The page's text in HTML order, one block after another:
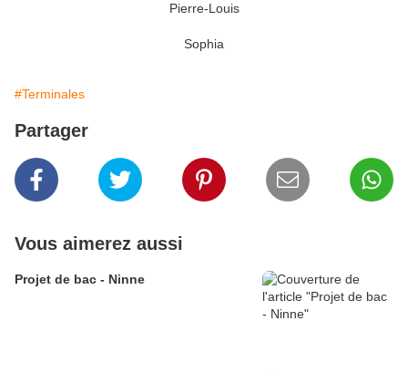
Pierre-Louis
Sophia
#Terminales
Partager
Vous aimerez aussi
Projet de bac - Ninne